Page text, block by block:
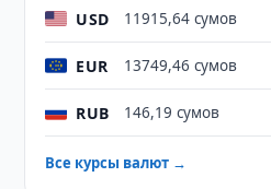
USD 11915,64 сумов
EUR 13749,46 сумов
RUB 146,19 сумов
Все курсы валют →